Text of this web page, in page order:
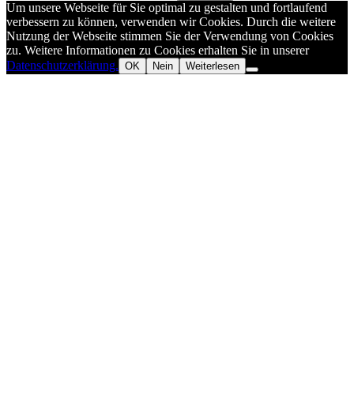
Um unsere Webseite für Sie optimal zu gestalten und fortlaufend
verbessern zu können, verwenden wir Cookies. Durch die weitere
Nutzung der Webseite stimmen Sie der Verwendung von Cookies
zu. Weitere Informationen zu Cookies erhalten Sie in unserer
Datenschutzerklärung. OK Nein Weiterlesen